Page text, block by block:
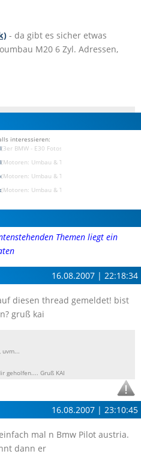
- da gibt es sicher etwas
M20 6 Zyl. Adressen,
interessieren:
=)
(3er BMW - E30 Fotostories)
(Motoren: Umbau & Tuning Forum)
(Motoren: Umbau & Tuning Forum)
(Motoren: Umbau & Tuning Forum)
Themen liegt ein
16.08.2007 | 22:18:34
diesen thread gemeldet! bist
gruß kai
uvm...
geholfen.... Gruß KAI
16.08.2007 | 23:10:45
mal n Bmw Pilot austria.
dann er